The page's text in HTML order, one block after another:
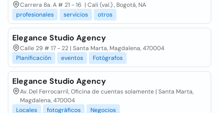
Carrera 8a. A # 21 - 16 | Cali (val.) , Bogotá, NA
profesionales
servicios otros
Elegance Studio Agency
Calle 29 # 17 - 22 | Santa Marta, Magdalena, 470004
Planificación
eventos Fotógrafos
Elegance Studio Agency
Av. Del Ferrocarril, Oficina de cuentas solamente | Santa Marta,
Magdalena, 470004
Locales
fotográficos Negocios